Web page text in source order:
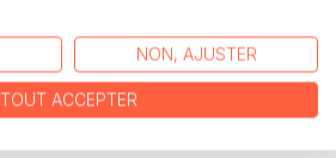
NON, AJUSTER
TOUT ACCEPTER